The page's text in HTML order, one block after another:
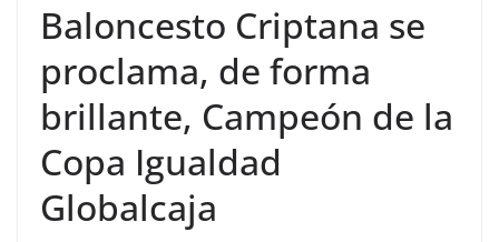
Baloncesto Criptana se
proclama, de forma
brillante, Campeón de la
Copa Igualdad
Globalcaja